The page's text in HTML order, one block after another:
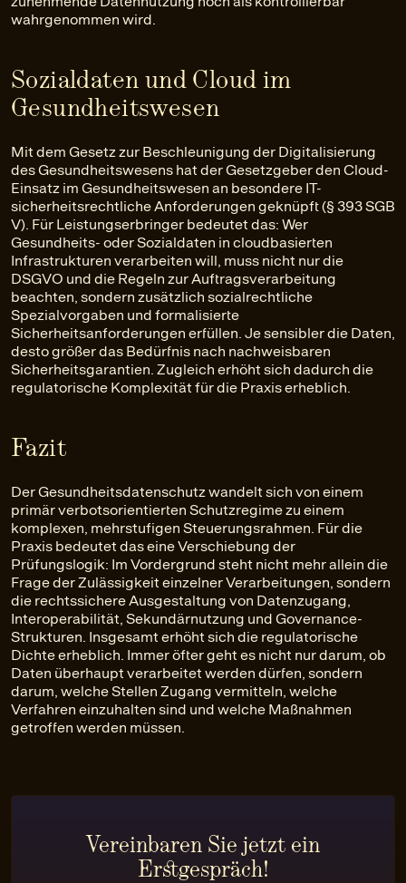
wahrgenommen wird.
Sozialdaten und Cloud im
Gesundheitswesen
Mit dem Gesetz zur Beschleunigung der Digitalisierung
des Gesundheitswesens hat der Gesetzgeber den Cloud-
Einsatz im Gesundheitswesen an besondere IT-
sicherheitsrechtliche Anforderungen geknüpft (§ 393 SGB
V). Für Leistungserbringer bedeutet das: Wer
Gesundheits- oder Sozialdaten in cloudbasierten
Infrastrukturen verarbeiten will, muss nicht nur die
DSGVO und die Regeln zur Auftragsverarbeitung
beachten, sondern zusätzlich sozialrechtliche
Spezialvorgaben und formalisierte
Sicherheitsanforderungen erfüllen. Je sensibler die Daten,
desto größer das Bedürfnis nach nachweisbaren
Sicherheitsgarantien. Zugleich erhöht sich dadurch die
regulatorische Komplexität für die Praxis erheblich.
Fazit
Der Gesundheitsdatenschutz wandelt sich von einem
primär verbotsorientierten Schutzregime zu einem
komplexen, mehrstufigen Steuerungsrahmen. Für die
Praxis bedeutet das eine Verschiebung der
Prüfungslogik: Im Vordergrund steht nicht mehr allein die
Frage der Zulässigkeit einzelner Verarbeitungen, sondern
die rechtssichere Ausgestaltung von Datenzugang,
Interoperabilität, Sekundärnutzung und Governance-
Strukturen. Insgesamt erhöht sich die regulatorische
Dichte erheblich. Immer öfter geht es nicht nur darum, ob
Daten überhaupt verarbeitet werden dürfen, sondern
darum, welche Stellen Zugang vermitteln, welche
Verfahren einzuhalten sind und welche Maßnahmen
getroffen werden müssen.
Vereinbaren Sie jetzt ein
Erstgespräch!